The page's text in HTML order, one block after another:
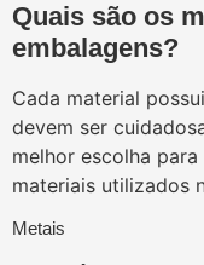
Quais são os
embalagens?
Cada material
devem ser
melhor escolha
materiais utilizados
Metais